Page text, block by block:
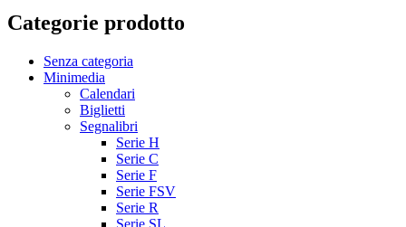
Categorie prodotto
Senza categoria
Minimedia
Calendari
Biglietti
Segnalibri
Serie H
Serie C
Serie F
Serie FSV
Serie R
Serie SL